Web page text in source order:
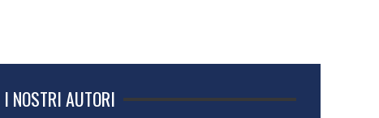
I NOSTRI AUTORI